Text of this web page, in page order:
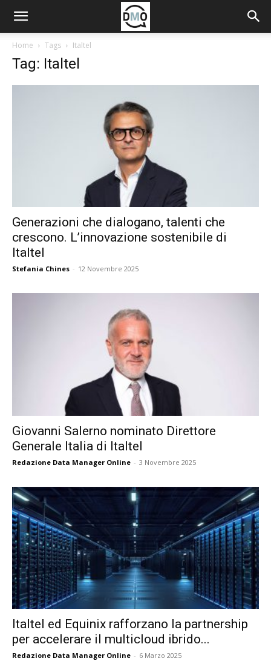
Home Tags Italtel
Tag: Italtel
Generazioni che dialogano, talenti che
crescono. L’innovazione sostenibile di
Italtel
Stefania Chines - 12 Novembre 2025
Giovanni Salerno nominato Direttore
Generale Italia di Italtel
Redazione Data Manager Online - 3 Novembre 2025
Italtel ed Equinix rafforzano la partnership
per accelerare il multicloud ibrido...
Redazione Data Manager Online - 6 Marzo 2025